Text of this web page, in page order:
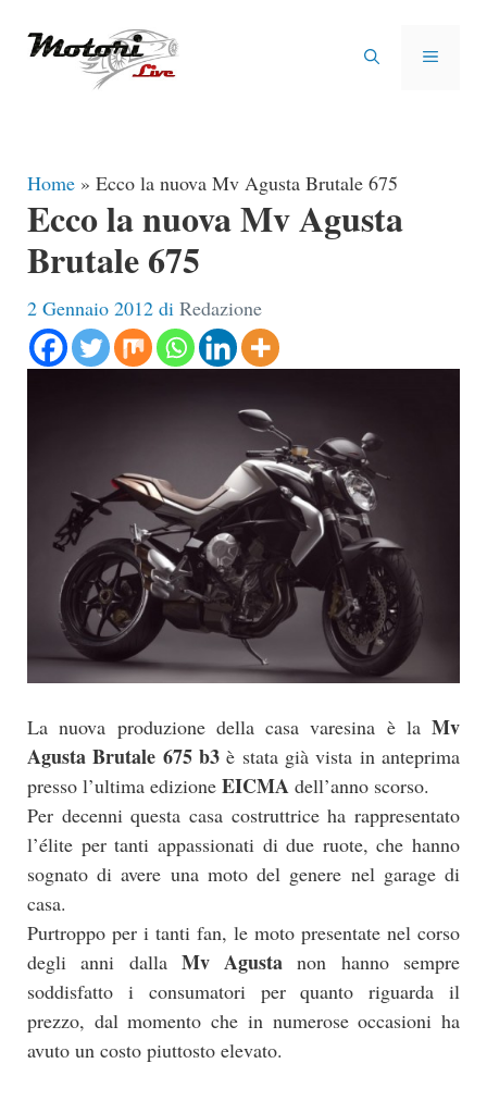
MENU
Home » Ecco la nuova Mv Agusta Brutale 675
Ecco la nuova Mv Agusta
Brutale 675
2 Gennaio 2012 di Redazione
La nuova produzione della casa varesina è la Mv
Agusta Brutale 675 b3 è stata già vista in anteprima
presso l’ultima edizione EICMA dell’anno scorso.
Per decenni questa casa costruttrice ha rappresentato
l’élite per tanti appassionati di due ruote, che hanno
sognato di avere una moto del genere nel garage di
casa.
Purtroppo per i tanti fan, le moto presentate nel corso
degli anni dalla Mv Agustanon hanno sempre
soddisfatto i consumatori per quanto riguarda il
prezzo, dal momento che in numerose occasioni ha
avuto un costo piuttosto elevato.